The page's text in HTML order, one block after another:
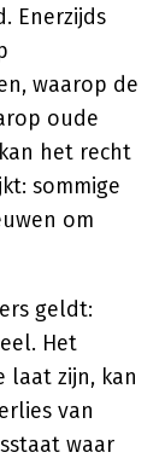
Enerzijds
waarop de
oude
het recht
sommige
om
geldt:
Het
laat zijn, kan
van
waar